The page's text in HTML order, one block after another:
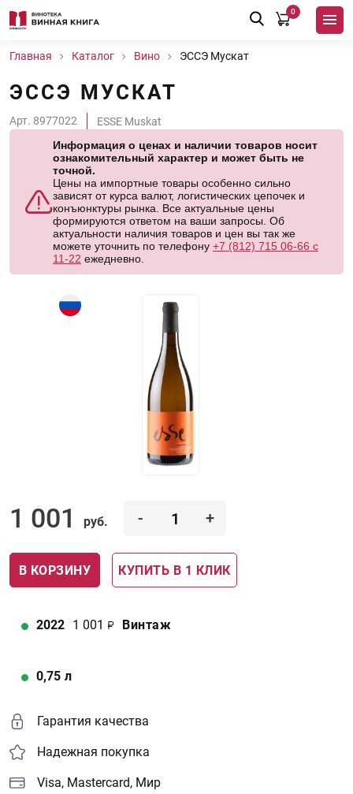
0
Главная Каталог Вино ЭССЭ Мускат
ЭССЭ МУСКАТ
Арт. 8977022
ESSE Muskat
Информация о ценах и наличии товаров носит
ознакомительный характер и может быть не
точной.
Цены на импортные товары особенно сильно
зависят от курса валют, логистических цепочек и
конъюнктуры рынка. Все актуальные цены
формируются ответом на ваши запросы. Об
актуальности наличия товаров и цен вы так же
можете уточнить по телефону +7 (812) 715 06-66 с
11-22 ежедневно.
1 001 руб. - +
В КОРЗИНУ КУПИТЬ В 1 КЛИК
2022 1 001 Винтаж
0,75 л
Гарантия качества
Надежная покупка
Visa, Mastercard, Мир